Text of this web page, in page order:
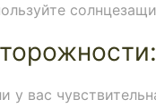
у вас